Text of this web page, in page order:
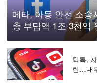
메타, 아동 안전 소
총 부담액 1조 3천억
틱톡,
란…내